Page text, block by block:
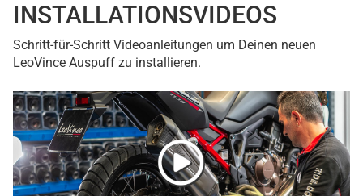
INSTALLATIONSVIDEOS
Schritt-für-Schritt Videoanleitungen um Deinen neuen
LeoVince Auspuff zu installieren.